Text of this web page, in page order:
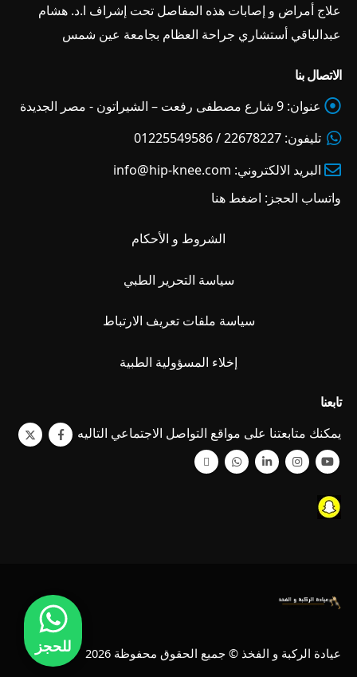
علاج أمراض و إصابات هذه المفاصل تحت إشراف ا.د. هشام
عبدالباقي أستشاري جراحة العظام بجامعة عين شمس
الاتصال بنا
عنوان: 9 شارع مصطفى رفعت – الشيراتون - مصر الجديدة
تليفون: 22678227 / 01225549586
البريد الالكتروني: info@hip-knee.com
واتساب الحجز: اضغط هنا
الشروط و الأحكام
سياسة التحرير الطبي
سياسة ملفات تعريف الارتباط
إخلاء المسؤولية الطبية
تابعنا
يمكنك متابعتنا على مواقع التواصل الاجتماعي التاليه
عيادة الركبة و الفخذ © جميع الحقوق محفوظة 2026 للحجز